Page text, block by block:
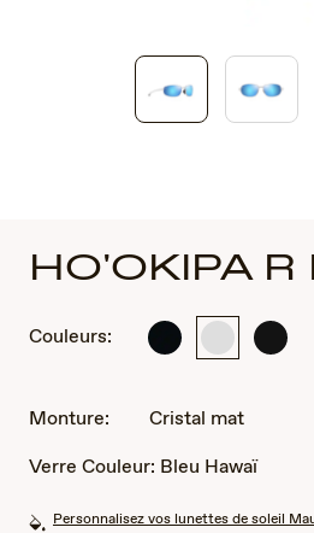
HO'OKIPA R
Couleurs:
Noir
Cristal Noir
Monture:
Cristal mat
Verre Couleur: Bleu Hawaï
Personnalisez vos lunettes de soleil